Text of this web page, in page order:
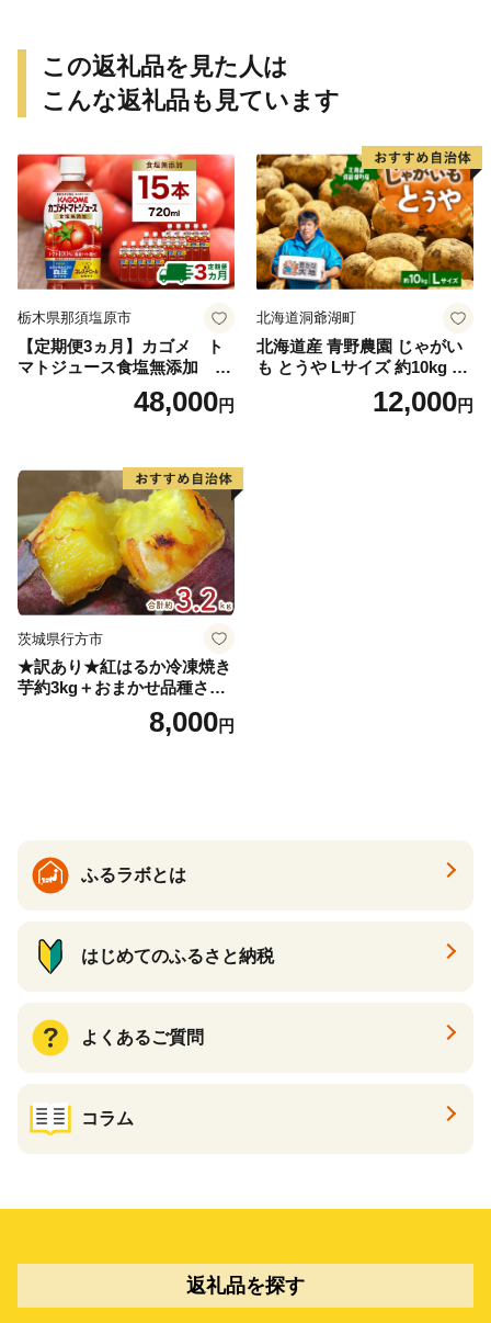
この返礼品を見た人は
こんな返礼品も見ています
栃木県那須塩原市
【定期便3ヵ月】カゴメ ト
マトジュース食塩無添加 72
0ml PET×15本 1ケース 毎月
届く 3ヵ月 3回コース ns001-
48,000円
北海道洞爺湖町
北海道産 青野農園 じゃがい
も とうや Lサイズ 約10kg 20
26年10月初旬～12月下旬頃お
届け 先行予約 北海道 ジャガ
12,000円
茨城県行方市
★訳あり★紅はるか冷凍焼き
芋約3kg＋おまかせ品種さつ
まいも 合計約3.2kg｜さつ
まいも サツマイモ さつま芋
8,000円
ふるラボとは
はじめてのふるさと納税
よくあるご質問
コラム
返礼品を探す